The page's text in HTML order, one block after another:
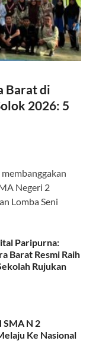
Barat di
2026: 5
Negeri 2
Lomba Seni
Paripurna:
Barat Resmi Raih
Rujukan
SMA N 2
Ke Nasional